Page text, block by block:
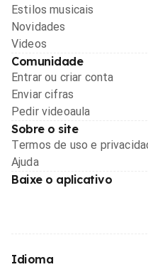
Estilos musicais
Novidades
Videos
Comunidade
Entrar ou criar conta
Enviar cifras
Pedir videoaula
Sobre o site
Termos de uso e
Ajuda
Baixe o aplicativo
Idioma